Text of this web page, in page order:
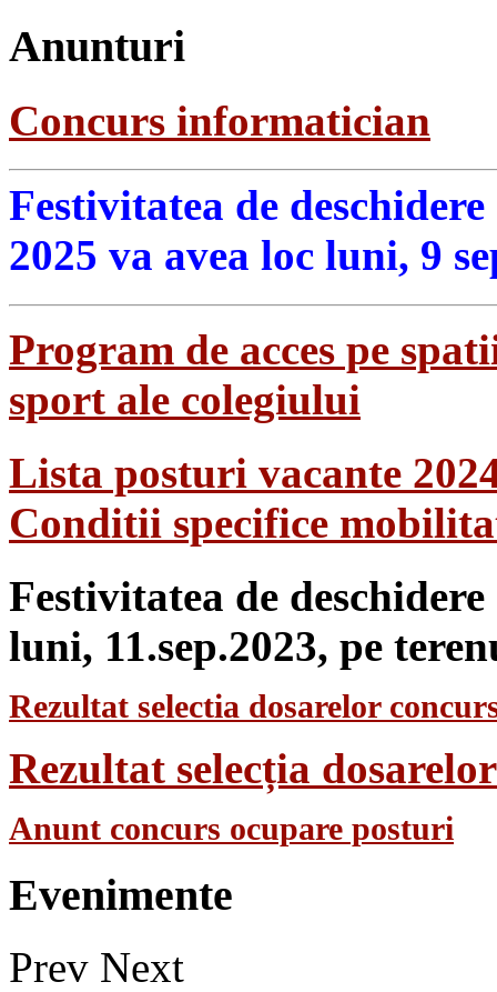
Anunturi
Concurs informatician
Festivitatea de
2025 va avea loc luni, 9
Program de acces pe
sport ale colegiului
Lista posturi vacante
Conditii specifice
Festivitatea de
luni, 11.sep.2023, pe
Rezultat selectia dosarelor
Rezultat selecția
Anunt concurs ocupare posturi
Evenimente
Prev Next